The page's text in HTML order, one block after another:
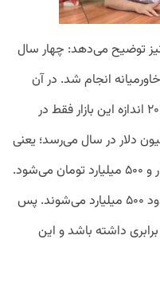
نیز توضیح می‌دهد: چهار سال
انجام شد. در آن
تحقیق برآورد شده است که تا سال ۲۰۲۵ اندازه این بازار فقط در
عددی بالغ بر ۳۰۰ تا ۳۵۰ میلیون دلار در سال می‌رسد؛ یعنی
با دلار ۵۰ هزار تومانی الآن، بیش از هزار و ۵۰۰ میلیارد تومان می‌شود.
الآن کل سرویس‌دهندگان روی هم حدود ۵۰۰ میلیارد می‌شوند. پس
یک رشد سه برابری داشته باشد و این